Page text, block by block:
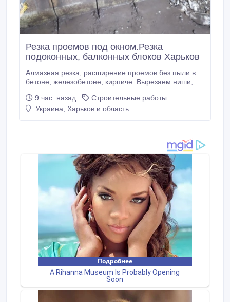
Резка проемов под окном.Резка
подоконных, балконных блоков Харьков
Алмазная резка, расширение проемов без пыли в
бетоне, железобетоне, кирпиче. Вырезаем ниши,
ниши под радиаторы отопления, электрику,
сантехнику. Вырезаем подоконные блоки, выходы
9 час. назад
Строительные работы
Украина, Харьков и область